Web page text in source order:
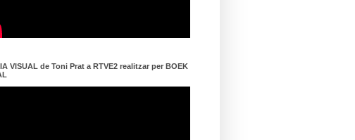
VISUAL de Toni Prat a RTVE2 realitzar per BOEK